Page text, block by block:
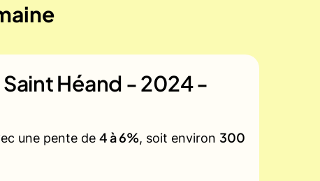
Saint Héand - 2024 -
une pente de 4 à 6%, soit environ 300